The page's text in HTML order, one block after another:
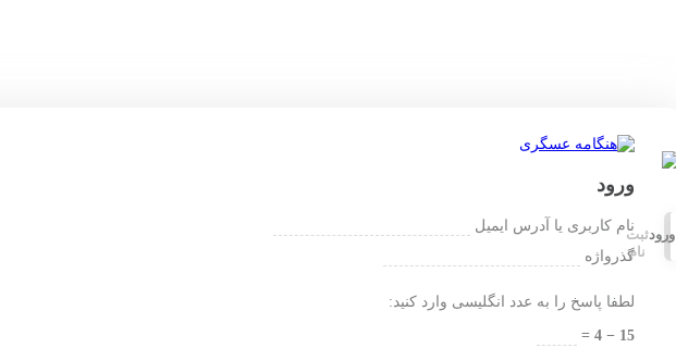
ورودثبت
نام
ورود
نام کاربری یا آدرس ایمیل
گذرواژه
لطفا پاسخ را به عدد انگلیسی وارد کنید:
15 − 4 =